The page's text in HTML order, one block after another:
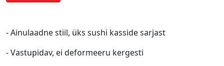
- Ainulaadne stiil, üks sushi kasside sarjast
- Vastupidav, ei deformeeru kergesti